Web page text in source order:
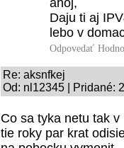
ahoj,
Daju ti aj
lebo v
Odpovedať
Re: aksnfkej
Od: nl12345 | Pridané:
Co sa tyka netu tak
tie roky par krat